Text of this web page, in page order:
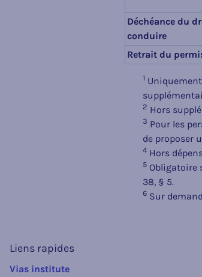
Déchéance du
conduire
Retrait du
1
2 Hors
3 Pour les
de proposer
4 Hors
5 Obligatoire
38, § 5.
6 Sur
Liens rapides
Vias institute